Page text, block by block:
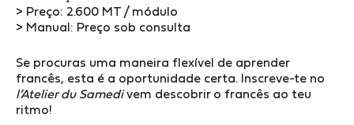
> Preço: 2.600 MT / módulo
> Manual: Preço sob consulta
Se procuras uma maneira flexível de aprender
francês, esta é a oportunidade certa. Inscreve-te no
l’Atelier du Samedivem descobrir o francês ao teu
ritmo!